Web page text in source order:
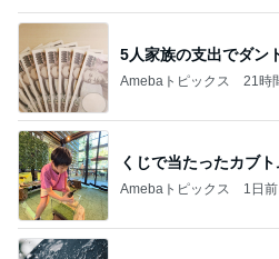
5人家族の支出でダン
Amebaトピックス 21時
くじで当たったカブ
Amebaトピックス 1日前